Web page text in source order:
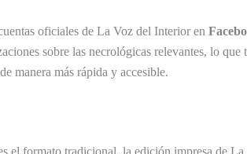
oficiales de La Voz del Interior en
sobre las necrológicas relevantes, lo que
manera más rápida y accesible.